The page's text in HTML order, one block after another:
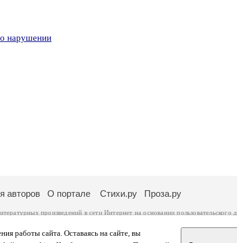
о нарушении
работы сайта. Оставаясь на сайте, вы
авторов О портале Стихи.ру Проза.ру
произведений в сети Интернет на основаниипользовательского
возможна только с согласия его автора, к которому вы можете
законодательства Российской Федерации.
посмотреть более подробнуюинформацию о портале связаться с